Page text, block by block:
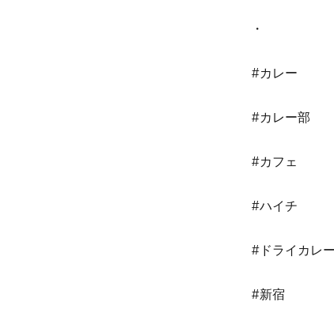
・
#カレー
#カレー部
#カフェ
#ハイチ
#ドライカレー
#新宿